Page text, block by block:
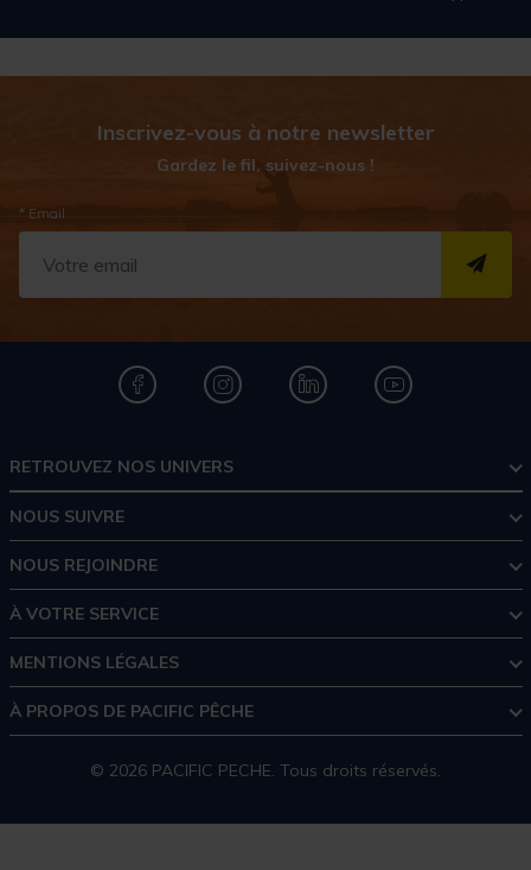
Inscrivez-vous à notre newsletter
Gardez le fil, suivez-nous !
* Email
RETROUVEZ NOS UNIVERS
NOUS SUIVRE
NOUS REJOINDRE
À VOTRE SERVICE
MENTIONS LÉGALES
À PROPOS DE PACIFIC PÊCHE
© 2026 PACIFIC PECHE. Tous droits réservés.